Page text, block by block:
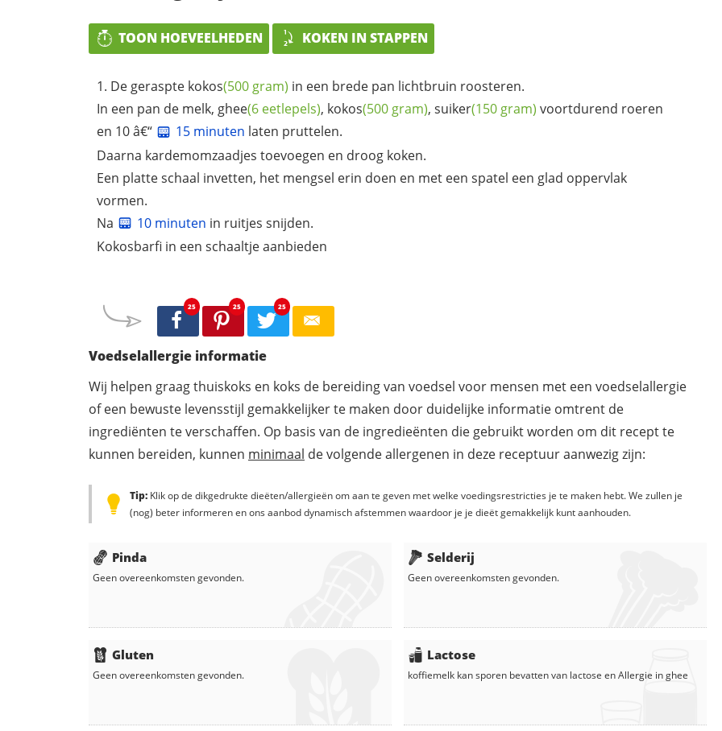
TOON HOEVEELHEDEN KOKEN IN STAPPEN
De geraspte kokos(500 gram) in een brede pan lichtbruin roosteren.
In een pan de melk, ghee(6 eetlepels), kokos(500 gram), suiker(150 gram) voortdurend roeren
en 10 â€“
15 minuten laten pruttelen.
Daarna kardemomzaadjes toevoegen en droog koken.
Een platte schaal invetten, het mengsel erin doen en met een spatel een glad oppervlak
vormen.
Na
10 minuten in ruitjes snijden.
Kokosbarfi in een schaaltje aanbieden
25 25 25
Voedselallergie informatie
Wij helpen graag thuiskoks en koks de bereiding van voedsel voor mensen met een voedselallergie
of een bewuste levensstijl gemakkelijker te maken door duidelijke informatie omtrent de
ingrediënten te verschaffen. Op basis van de ingredieënten die gebruikt worden om dit recept te
kunnen bereiden, kunnen minimaal de volgende allergenen in deze receptuur aanwezig zijn:
Tip: Klik op de dikgedrukte dieëten/allergieën om aan te geven met welke voedingsrestricties je te maken hebt. We zullen je
(nog) beter informeren en ons aanbod dynamisch afstemmen waardoor je je dieët gemakkelijk kunt aanhouden.
Pinda
Geen overeenkomsten gevonden.
Gluten
Geen overeenkomsten gevonden.
Selderij
Geen overeenkomsten gevonden.
Lactose
koffiemelk kan sporen bevatten van lactose enAllergie inghee